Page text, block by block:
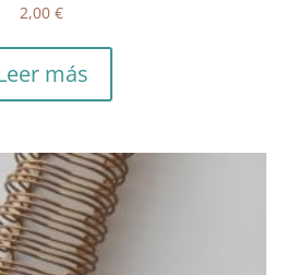
2,00 €
más